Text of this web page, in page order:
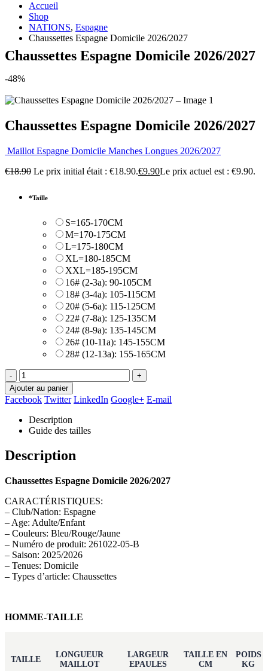
Accueil
Shop
NATIONS, Espagne
Chaussettes Espagne Domicile 2026/2027
Chaussettes Espagne Domicile 2026/2027
-48%
Chaussettes Espagne Domicile 2026/2027
Maillot Espagne Domicile Manches Longues 2026/2027
€18.90 Le prix initial était : €18.90.€9.90Le prix actuel est : €9.90.
*Taille
S=165-170CM
M=170-175CM
L=175-180CM
XL=180-185CM
XXL=185-195CM
16# (2-3a): 90-105CM
18# (3-4a): 105-115CM
20# (5-6a): 115-125CM
22# (7-8a): 125-135CM
24# (8-9a): 135-145CM
26# (10-11a): 145-155CM
28# (12-13a): 155-165CM
-
+
Ajouter au panier
Facebook Twitter LinkedIn Google+ E-mail
Description
Guide des tailles
Description
Chaussettes Espagne Domicile 2026/2027
CARACTÉRISTIQUES:
– Club/Nation: Espagne
– Age: Adulte/Enfant
– Couleurs: Bleu/Rouge/Jaune
– Numéro de produit: 261022-05-B
– Saison: 2025/2026
– Tenues: Domicile
– Types d’article: Chaussettes
HOMME-TAILLE
TAILLE
LONGUEUR
MAILLOT
LARGEUR
EPAULES
TAILLE EN
CM
POIDS
KG